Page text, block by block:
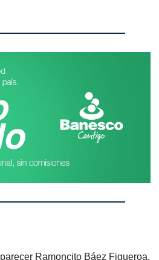
Ramoncito Báez Figueroa,